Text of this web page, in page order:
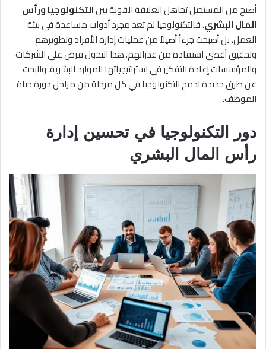
أصبح من المستحيل تجاهل العلاقة القوية بينالتكنولوجيا ورأس
المال البشري. فالتكنولوجيا لم تعد مجرد أدوات مساعدة في بيئة
العمل، بل أصبحت جزءاً أصيلاً من عمليات إدارة الأفراد وتطويرهم
وتحقيق أقصى استفادة من قدراتهم. هذا التحول فرض على الشركات
والمؤسسات إعادة التفكير في استراتيجياتها للموارد البشرية، والبحث
عن طرق جديدة لدمج التكنولوجيا في كل مرحلة من مراحل دورة حياة
الموظف.
دور التكنولوجيا في تحسين إدارة
رأس المال البشري